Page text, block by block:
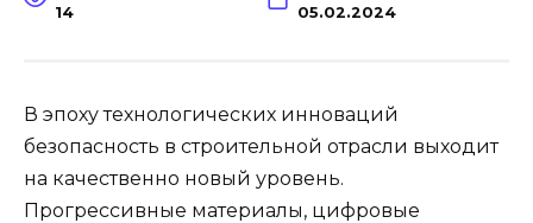
14 05.02.2024
В эпоху технологических инноваций
безопасность в строительной отрасли выходит
на качественно новый уровень.
Прогрессивные материалы, цифровые